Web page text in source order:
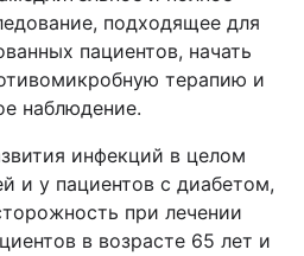
подходящее для
пациентов, начать
терапию и
наблюдение.
инфекций в целом
и у пациентов с диабетом,
при лечении
в возрасте 65 лет и